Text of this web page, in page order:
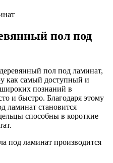
пол под
пол под ламинат,
как самый доступный и
познаний в
и быстро. Благодаря этому
ламинат становится
способны в короткие
под ламинат производится